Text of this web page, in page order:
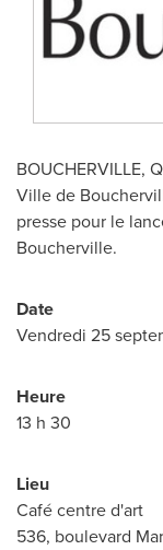
BOUCHERVILLE,
Ville de
presse pour le
Boucherville.
Date
Vendredi 25
Heure
13 h 30
Lieu
Café centre d'art
536, boulevard